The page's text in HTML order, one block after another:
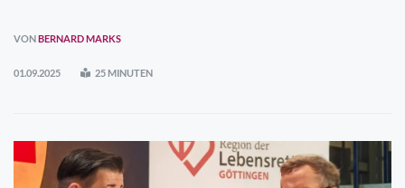
VONBERNARD MARKS
01.09.2025 25 MINUTEN